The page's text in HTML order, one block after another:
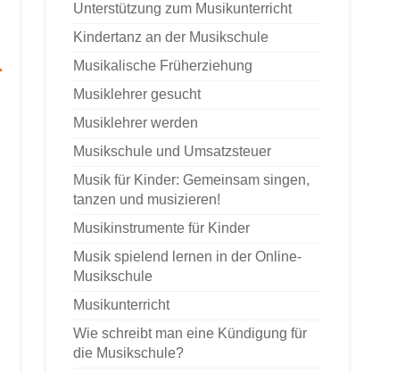
Unterstützung zum Musikunterricht
Kindertanz an der Musikschule
Musikalische Früherziehung
Musiklehrer gesucht
Musiklehrer werden
Musikschule und Umsatzsteuer
Musik für Kinder: Gemeinsam singen,
tanzen und musizieren!
Musikinstrumente für Kinder
Musik spielend lernen in der Online-
Musikschule
Musikunterricht
Wie schreibt man eine Kündigung für
die Musikschule?